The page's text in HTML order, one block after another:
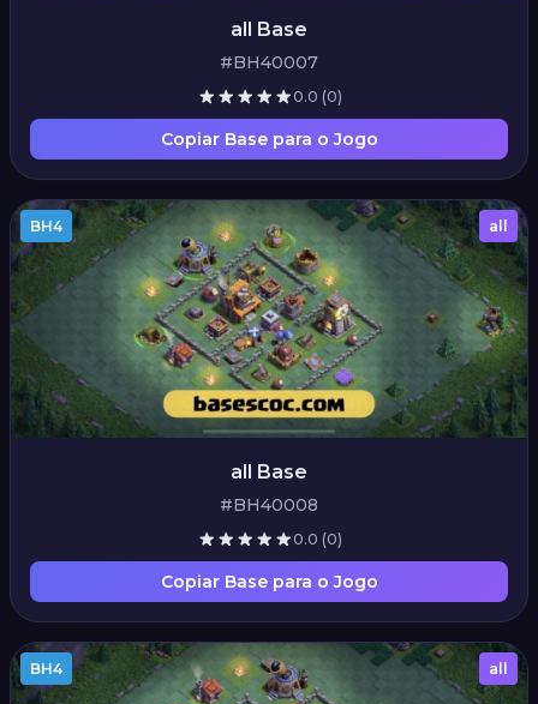
all Base
#BH40007
0.0 (0)
Copiar Base para o Jogo
BH4 all
all Base
#BH40008
0.0 (0)
Copiar Base para o Jogo
BH4 all